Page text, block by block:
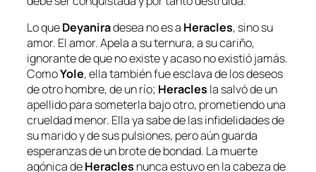
Lo queDeyaniradesea no es a Heracles, sino su
amor. El amor. Apela a su ternura, a su cariño,
ignorante de que no existe y acaso no existió jamás.
ComoYole, ella también fue esclava de los deseos
de otro hombre, de un río; Heracles la salvó de un
apellido para someterla bajo otro, prometiendo una
crueldad menor. Ella ya sabe de las infidelidades de
su marido y de sus pulsiones, pero aún guarda
esperanzas de un brote de bondad. La muerte
agónica deHeracles nunca estuvo en la cabeza de